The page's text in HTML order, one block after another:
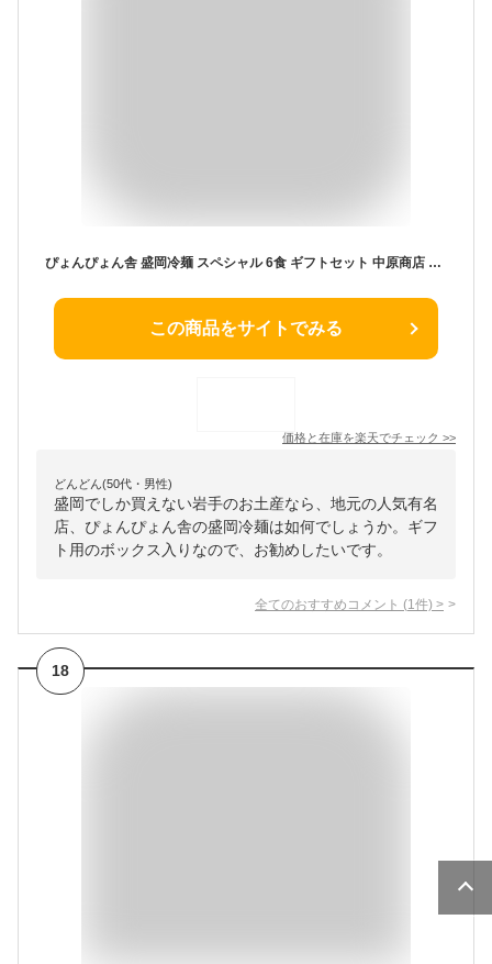
ぴょんぴょん舎 盛岡冷麺 スペシャル 6食 ギフトセット 中原商店 四国/九州・沖縄送料別 冷麺 盛岡 贈答 ギフト
この商品をサイトでみる
価格と在庫を楽天でチェック >>
どんどん(50代・男性)
盛岡でしか買えない岩手のお土産なら、地元の人気有名
店、ぴょんぴょん舎の盛岡冷麺は如何でしょうか。ギフ
ト用のボックス入りなので、お勧めしたいです。
全てのおすすめコメント (1 件) >
18